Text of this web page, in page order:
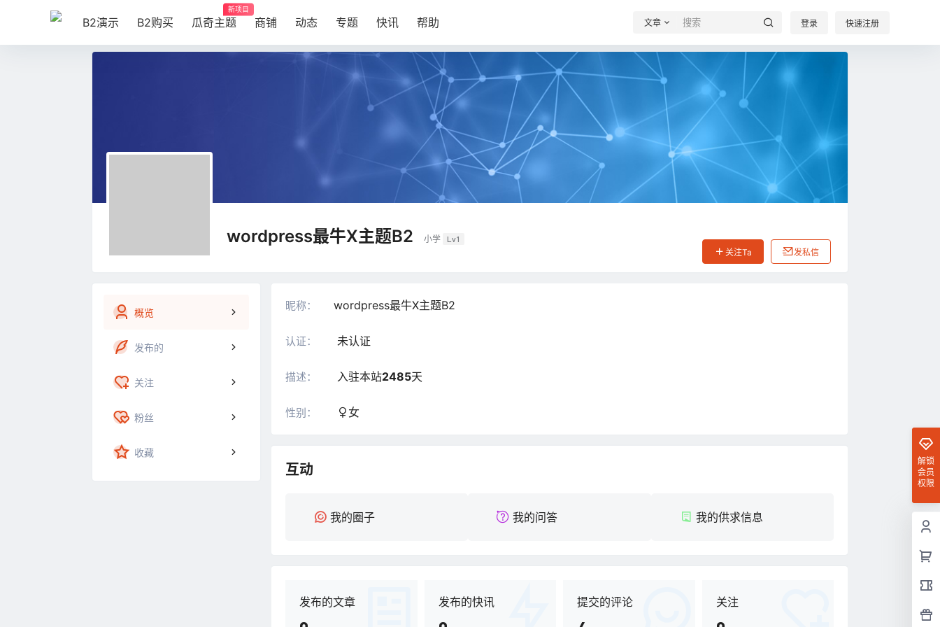
B2演示 B2购买 瓜奇主题
新项目
商铺 动态 专题 快讯 帮助 文章 登录 快速注册
wordpress最牛X主题B2 小学 Lv1
关注Ta
发私信
概览
发布的
关注
粉丝
收藏
昵称： wordpress最牛X主题B2
认证： 未认证
描述： 入驻本站2485天
性别： 女
互动
我的圈子 我的问答 我的供求信息
发布的文章 发布的快讯 提交的评论 关注
解锁
会员
权限